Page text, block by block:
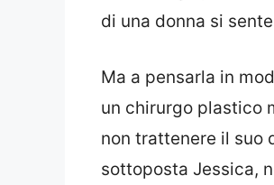
di una donna si
Ma a pensarla in
un chirurgo plastico
non trattenere il suo
sottoposta Jessica,